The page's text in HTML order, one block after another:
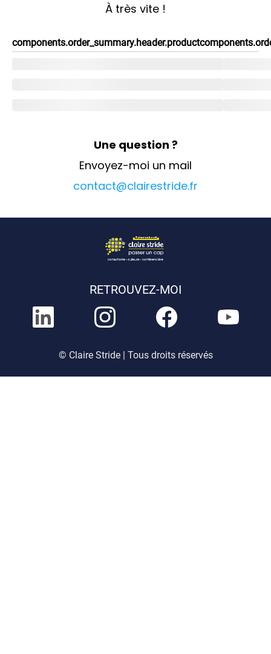
À très vite !
components.order_summary.header.product
Une question ?
Envoyez-moi un mail
contact@clairestride.fr
RETROUVEZ-MOI
© Claire Stride | Tous droits réservés